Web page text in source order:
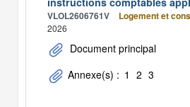
VLOL2606761V Logement et
2026
Document principal
Annexe(s) : 1 2 3